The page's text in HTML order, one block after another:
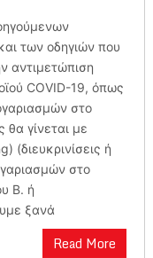
των οδηγιών που
αντιμετώπιση
COVID-19, όπως
στο
γίνεται με
(διευκρινίσεις ή
στο
Β. ή
ξανά
Read More